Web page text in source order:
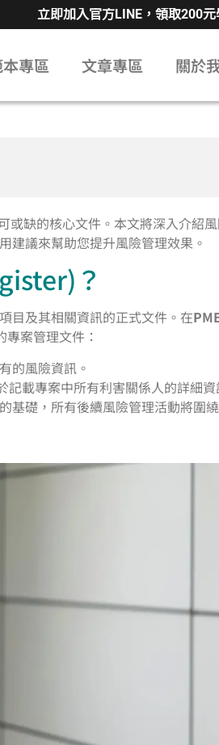
立即加入官方LINE，領取200元
專區 文章專區 關於
或缺的核心文件。本文將深入介紹
建議來幫助您提升風險管理效果。
？
目及其相關資訊的正式文件。在
案管理文件：
的風險資訊。
記載專案中所有利害關係人的詳細資
基礎，所有後續風險管理活動將圍